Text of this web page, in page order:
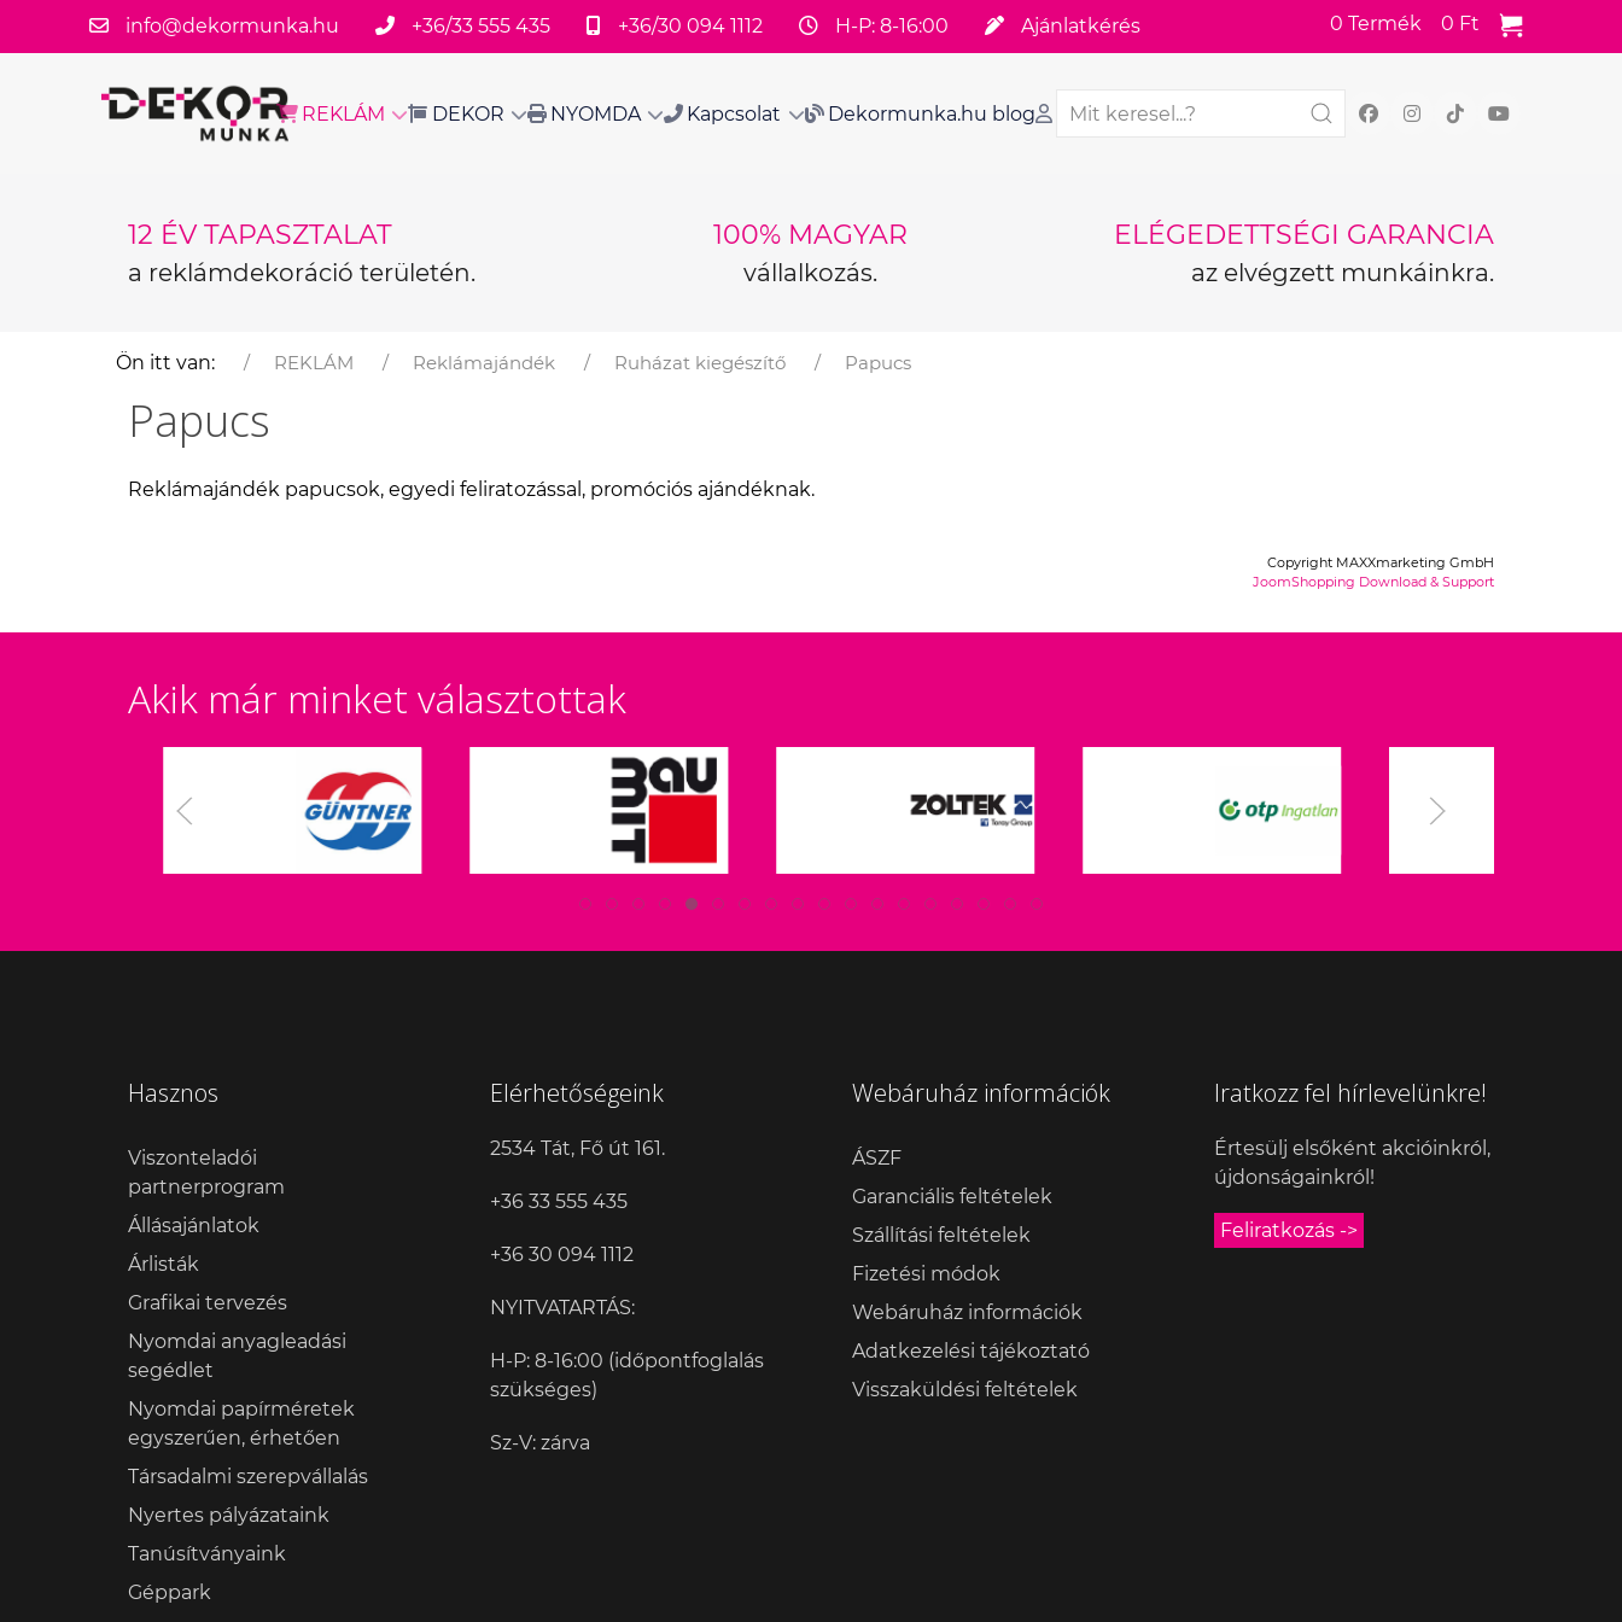
info@dekormunka.hu +36/33 555 435 +36/30 094 1112 H-P: 8-16:00 Ajánlatkérés 0 Termék 0 Ft
REKLÁM DEKOR NYOMDA Kapcsolat Dekormunka.hu blog
12 ÉV TAPASZTALAT
a reklámdekoráció területén.
100% MAGYAR
vállalkozás.
ELÉGEDETTSÉGI GARANCIA
az elvégzett munkáinkra.
Ön itt van: REKLÁM Reklámajándék Ruházat kiegészítő Papucs
Papucs
Reklámajándék papucsok, egyedi feliratozással, promóciós ajándéknak.
Copyright MAXXmarketing GmbH
JoomShopping Download & Support
Akik már minket választottak
Hasznos
Viszonteladói
partnerprogram
Állásajánlatok
Árlisták
Grafikai tervezés
Nyomdai anyagleadási
segédlet
Nyomdai papírméretek
egyszerűen, érhetően
Társadalmi szerepvállalás
Nyertes pályázataink
Tanúsítványaink
Géppark
Elérhetőségeink
2534 Tát, Fő út 161.
+36 33 555 435
+36 30 094 1112
NYITVATARTÁS:
H-P: 8-16:00 (időpontfoglalás
szükséges)
Sz-V: zárva
Webáruház információk
ÁSZF
Garanciális feltételek
Szállítási feltételek
Fizetési módok
Webáruház információk
Adatkezelési tájékoztató
Visszaküldési feltételek
Iratkozz fel hírlevelünkre!
Értesülj elsőként akcióinkról,
újdonságainkról!
Feliratkozás ->